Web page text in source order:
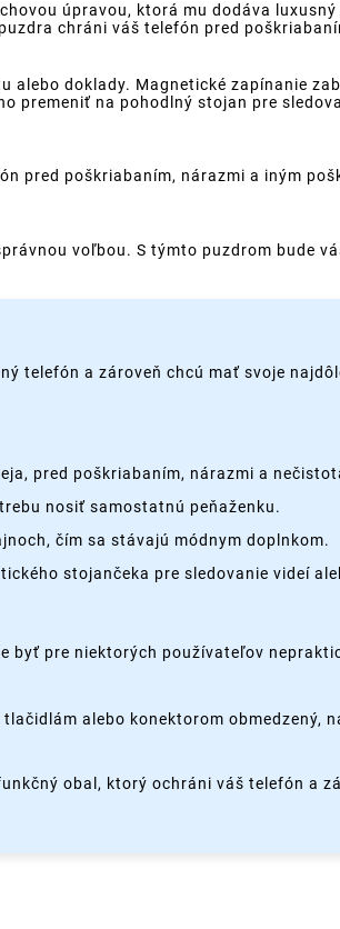
úpravou, ktorá mu dodáva
chráni váš telefón pred
doklady. Magnetické zapínanie
premeniť na pohodlný stojan pre
pred poškriabaním, nárazmi a iným
voľbou. S týmto puzdrom bude
telefón a zároveň chcú mať svoje
pred poškriabaním, nárazmi a
nosiť samostatnú peňaženku.
čím sa stávajú módnym doplnkom.
stojančeka pre sledovanie videí
byť pre niektorých používateľov
alebo konektorom obmedzený,
obal, ktorý ochráni váš telefón a